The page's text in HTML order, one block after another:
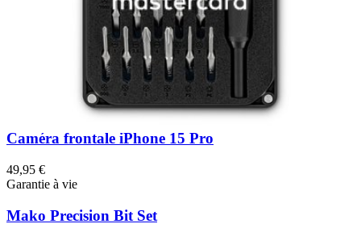
Écran iPhone 15 Pro
Caméra frontale iPhone 15 Pro
49,95 €
Garantie à vie
Mako Precision Bit Set